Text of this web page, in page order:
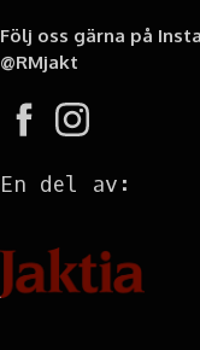
Följ oss gärna på
@RMjakt
En del av: